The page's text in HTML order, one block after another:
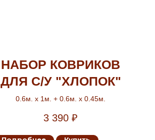
НАБОР КОВРИКОВ
ДЛЯ С/У "ХЛОПОК"
0.6м. х 1м. + 0.6м. х 0.45м.
3 390 ₽